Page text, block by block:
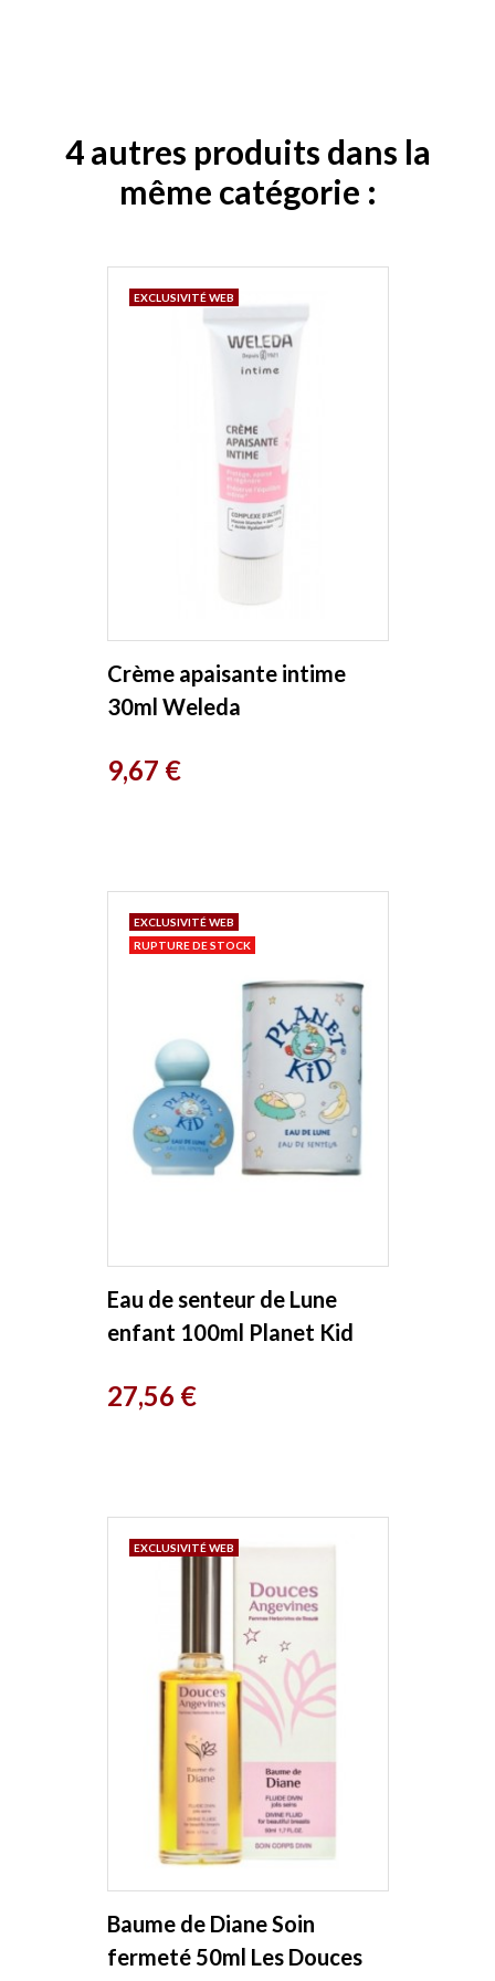
4 autres produits dans la
même catégorie :
Crème apaisante intime
30ml Weleda
Prix
9,67 €
EXCLUSIVITÉ WEB
Eau de senteur de Lune
enfant 100ml Planet Kid
Prix
27,56 €
EXCLUSIVITÉ WEB
RUPTURE DE STOCK
Baume de Diane Soin
fermeté 50ml Les Douces
EXCLUSIVITÉ WEB